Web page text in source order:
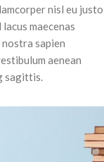
nisl eu justo
maecenas
sapien
aenean
sagittis.